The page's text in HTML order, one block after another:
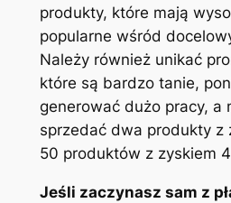
produkty, które mają
popularne wśród
Należy również unikać
które są bardzo tanie,
generować dużo pracy, a
sprzedać dwa produkty z
50 produktów z zyskiem
Jeśli zaczynasz sam z